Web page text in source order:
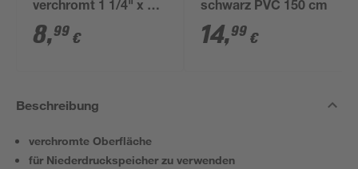
verchromt 1 1/4" x 32
mm
8,99 €
schwarz PVC 150 cm
14,99 €
Beschreibung
verchromte Oberfläche
für Niederdruckspeicher zu verwenden